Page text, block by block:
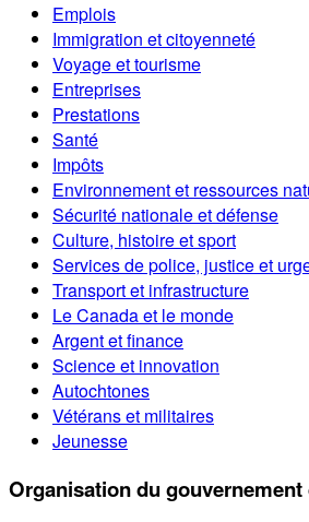
Emplois
Immigration et citoyenneté
Voyage et tourisme
Entreprises
Prestations
Santé
Impôts
Environnement et ressources
Sécurité nationale et défense
Culture, histoire et sport
Services de police, justice et
Transport et infrastructure
Le Canada et le monde
Argent et finance
Science et innovation
Autochtones
Vétérans et militaires
Jeunesse
Organisation du gouvernement